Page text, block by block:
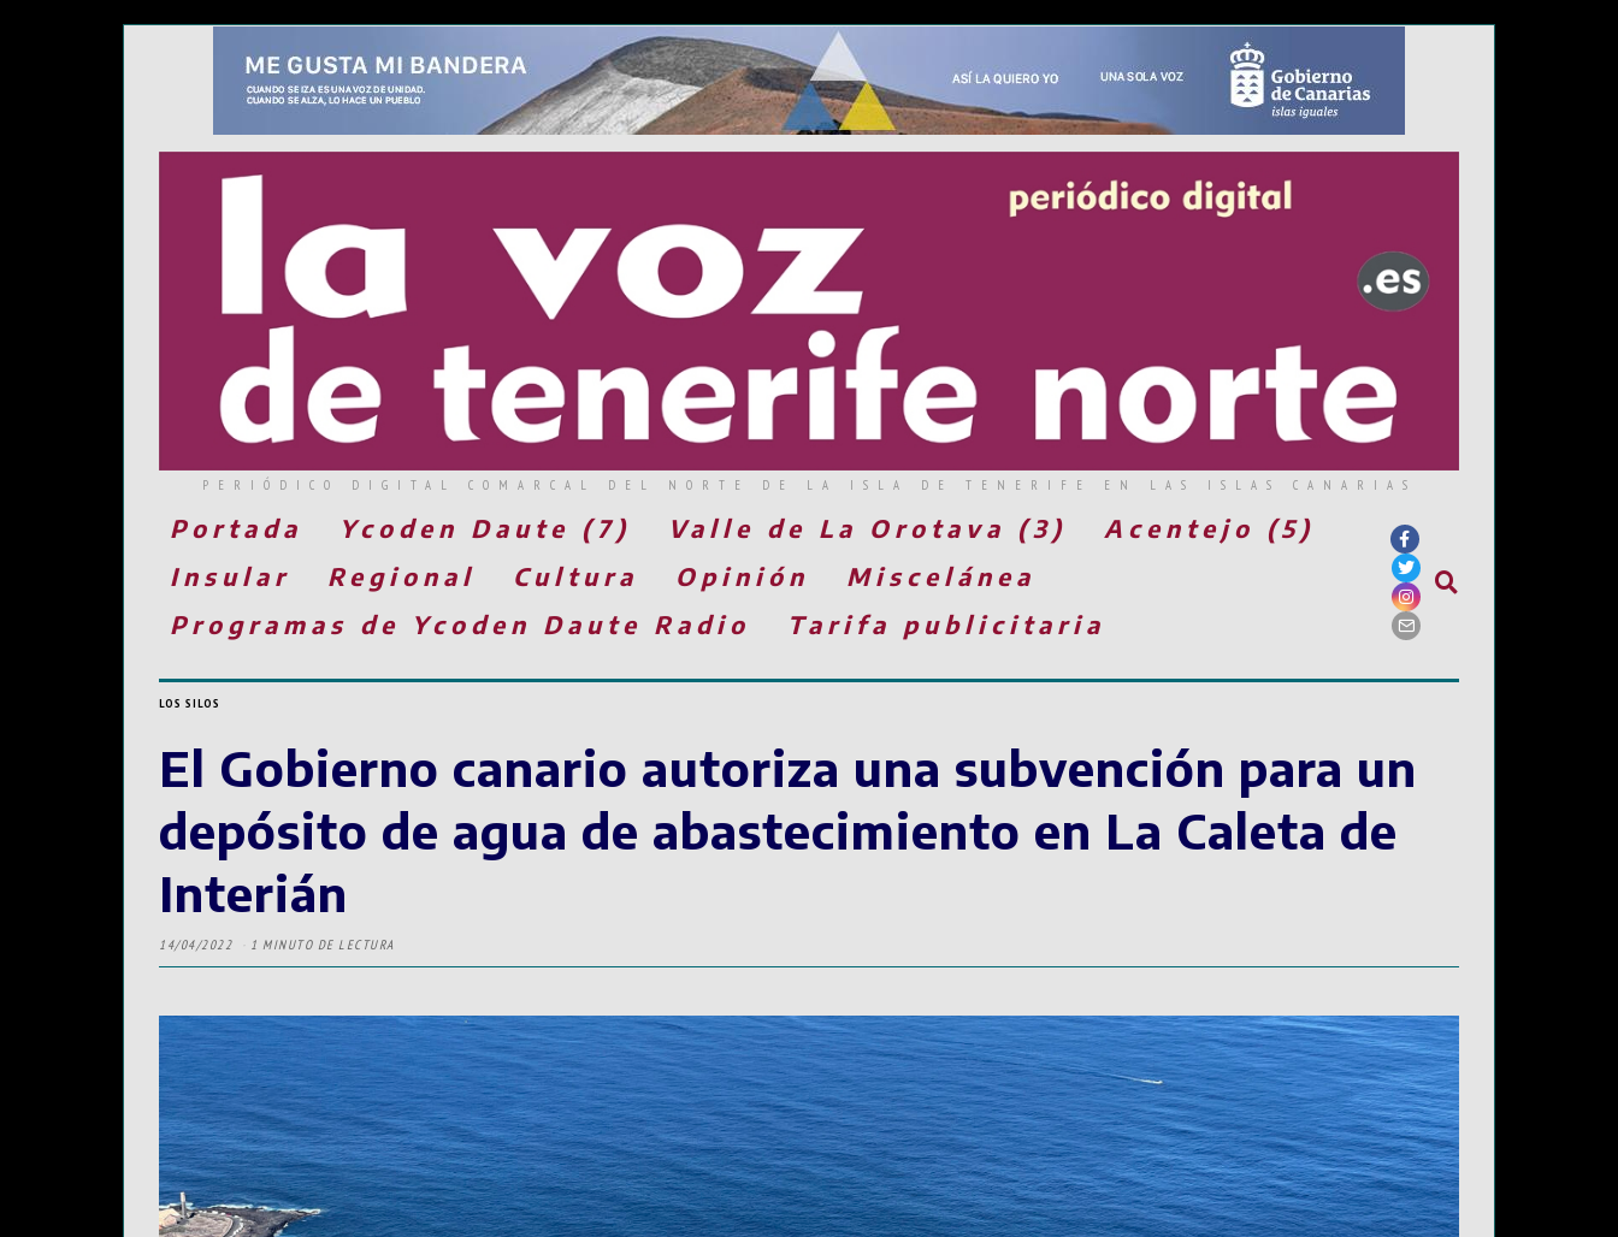
PERIÓDICO DIGITAL COMARCAL DEL NORTE DE LA ISLA DE TENERIFE EN LAS ISLAS CANARIAS
Portada Ycoden Daute (7) Valle de La Orotava (3)
Acentejo (5)
Insular
Regional Cultura Opinión
Miscelánea
Programas de Ycoden Daute Radio
Tarifa publicitaria
LOS SILOS
El Gobierno canario autoriza una subvención para un
depósito de agua de abastecimiento en La Caleta de
Interián
14/04/2022 1 MINUTO DE LECTURA